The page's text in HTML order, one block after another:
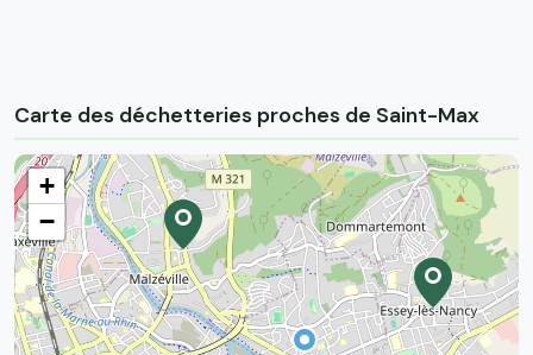
Carte des déchetteries proches de Saint-Max
+
−